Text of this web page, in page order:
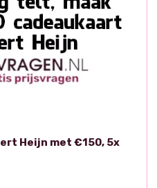
Heijn met €150, 5x